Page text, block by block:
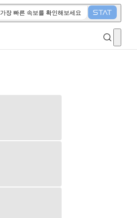
가장 빠른 속보를 확인해보세요